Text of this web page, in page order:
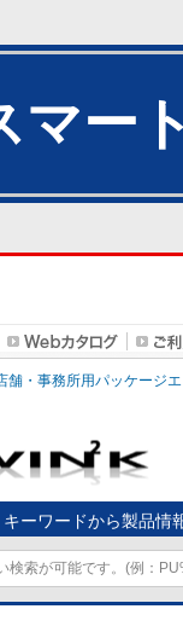
マー
舗・事務所用パッケージ
キーワードから製品情